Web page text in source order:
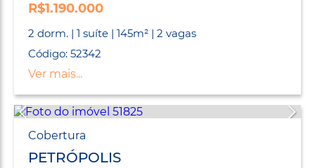
R$1.190.000
2 dorm. | 1 suíte | 145m² | 2 vagas
Código: 52342
Ver mais...
Cobertura
PETRÓPOLIS